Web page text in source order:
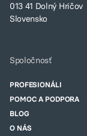
013 41 Dolný Hričov
Slovensko
Spoločnosť
PROFESIONÁLI
POMOC A PODPORA
BLOG
O NÁS